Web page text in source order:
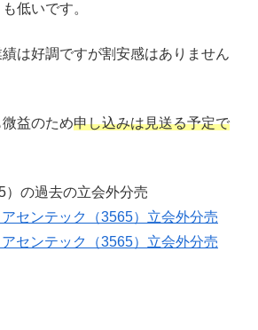
低いです。
は好調ですが割安感はありません
益のため申し込みは見送る予定で
）の過去の立会外分売
センテック（3565）立会外分売
センテック（3565）立会外分売